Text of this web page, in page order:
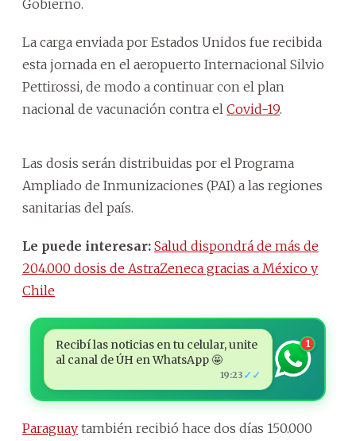
Gobierno.
La carga enviada por Estados Unidos fue recibida
esta jornada en el aeropuerto Internacional Silvio
Pettirossi, de modo a continuar con el plan
nacional de vacunación contra el Covid-19.
Las dosis serán distribuidas por el Programa
Ampliado de Inmunizaciones (PAI) a las regiones
sanitarias del país.
Le puede interesar: Salud dispondrá de más de
204.000 dosis de AstraZeneca gracias a México y
Chile
Recibí las noticias en tu celular, unite
al canal de ÚH en WhatsApp 🤩
19:23 ✓✓
1
Paraguay también recibió hace dos días 150.000